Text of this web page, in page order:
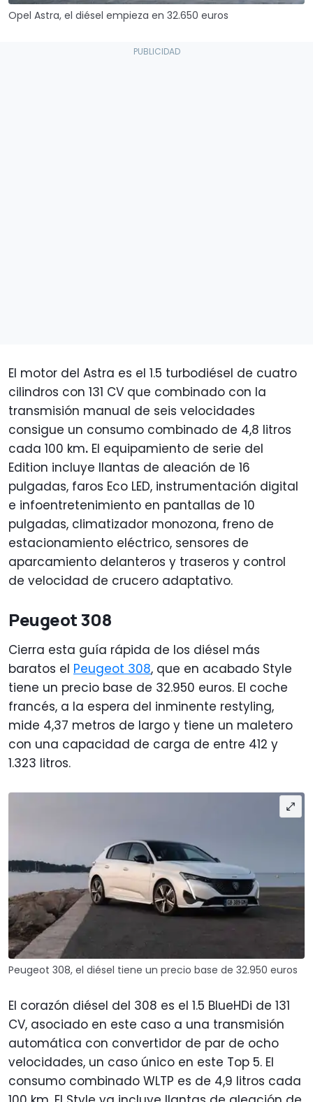
Opel Astra, el diésel empieza en 32.650 euros
El motor del Astra es el 1.5 turbodiésel de cuatro
cilindros con 131 CV que combinado con la
transmisión manual de seis velocidades
consigue un consumo combinado de 4,8 litros
cada 100 km. El equipamiento de serie del
Edition incluye llantas de aleación de 16
pulgadas, faros Eco LED, instrumentación digital
e infoentretenimiento en pantallas de 10
pulgadas, climatizador monozona, freno de
estacionamiento eléctrico, sensores de
aparcamiento delanteros y traseros y control
de velocidad de crucero adaptativo.
Peugeot 308
Cierra esta guía rápida de los diésel más
baratos el Peugeot 308, que en acabado Style
tiene un precio base de 32.950 euros. El coche
francés, a la espera del inminente restyling,
mide 4,37 metros de largo y tiene un maletero
con una capacidad de carga de entre 412 y
1.323 litros.
Peugeot 308, el diésel tiene un precio base de 32.950 euros
El corazón diésel del 308 es el 1.5 BlueHDi de 131
CV, asociado en este caso a una transmisión
automática con convertidor de par de ocho
velocidades, un caso único en este Top 5. El
consumo combinado WLTP es de 4,9 litros cada